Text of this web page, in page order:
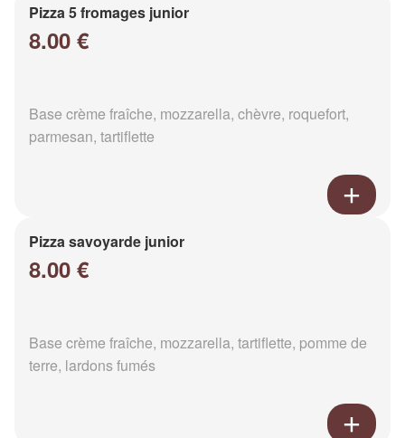
Pizza 5 fromages junior
8.00 €
Base crème fraîche, mozzarella, chèvre, roquefort,
parmesan, tartiflette
Pizza savoyarde junior
8.00 €
Base crème fraîche, mozzarella, tartiflette, pomme de
terre, lardons fumés